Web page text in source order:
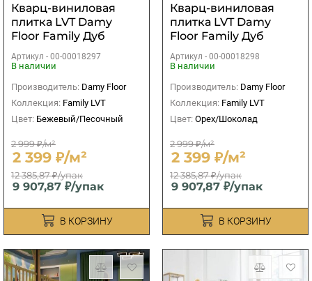
Кварц-виниловая
плитка LVT Damy
Floor Family Дуб
Артикул - 00-00018297
В наличии
Производитель: Damy Floor
Коллекция: Family LVT
Цвет: Бежевый/Песочный
2 999 ₽/м²
2 399 ₽/м²
12 385,87 ₽/упак
9 907,87 ₽/упак
В КОРЗИНУ
Кварц-виниловая
плитка LVT Damy
Floor Family Дуб
Артикул - 00-00018298
В наличии
Производитель: Damy Floor
Коллекция: Family LVT
Цвет: Орех/Шоколад
2 999 ₽/м²
2 399 ₽/м²
12 385,87 ₽/упак
9 907,87 ₽/упак
В КОРЗИНУ